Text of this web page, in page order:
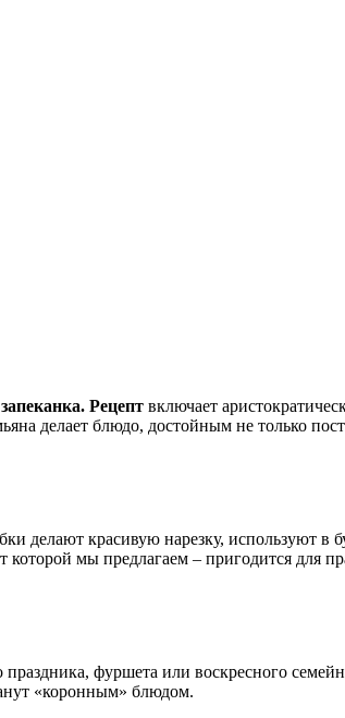
Рецепт включает
делает блюдо, достойным не только
делают красивую нарезку, используют в
мы предлагаем – пригодится для
фуршета или воскресного
«коронным» блюдом.